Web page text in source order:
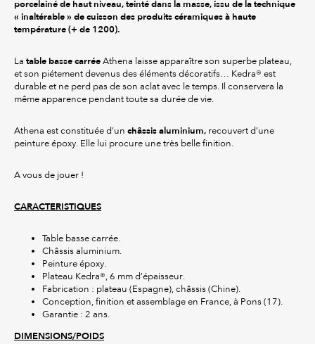
porcelainé de haut niveau, teinté dans la masse, issu de la technique
« inaltérable » de cuisson des produits céramiques à haute
température (+ de 1200).
La table basse carrée Athena laisse apparaître son superbe plateau,
et son piétement devenus des éléments décoratifs… Kedra® est
durable et ne perd pas de son aclat avec le temps. Il conservera la
même apparence pendant toute sa durée de vie.
Athena est constituée d’un châssis aluminium, recouvert d’une
peinture époxy. Elle lui procure une très belle finition.
A vous de jouer !
CARACTERISTIQUES
Table basse carrée.
Châssis aluminium.
Peinture époxy.
Plateau Kedra®, 6 mm d’épaisseur.
Fabrication : plateau (Espagne), châssis (Chine).
Conception, finition et assemblage en France, à Pons (17).
Garantie : 2 ans.
DIMENSIONS/POIDS